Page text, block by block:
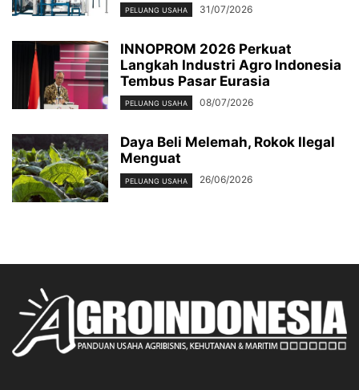
PELUANG USAHA 31/07/2026
INNOPROM 2026 Perkuat
Langkah Industri Agro Indonesia
Tembus Pasar Eurasia
PELUANG USAHA 08/07/2026
Daya Beli Melemah, Rokok Ilegal
Menguat
PELUANG USAHA 26/06/2026